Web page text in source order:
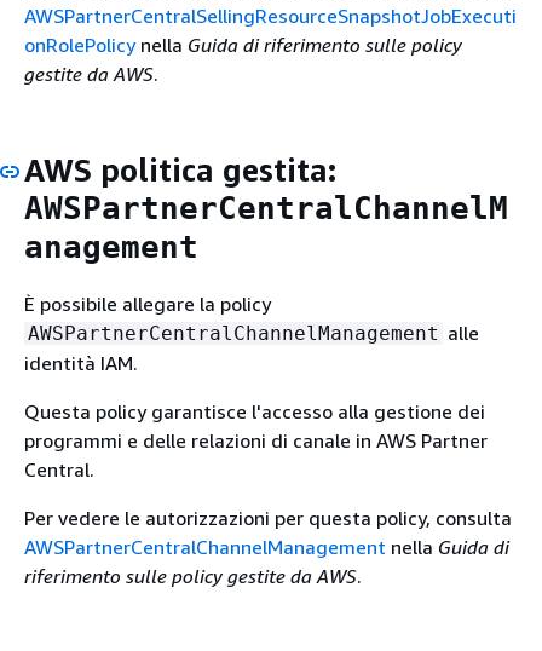
AWSPartnerCentralSellingResourceSnapshotJobExecuti
onRolePolicynella Guida di riferimento sulle policy
gestite da AWS.
AWS politica gestita:
AWSPartnerCentralChannelM
anagement
È possibile allegare la policy
AWSPartnerCentralChannelManagement alle
identità IAM.
Questa policy garantisce l'accesso alla gestione dei
programmi e delle relazioni di canale in AWS Partner
Central.
Per vedere le autorizzazioni per questa policy, consulta
AWSPartnerCentralChannelManagement nella Guida di
riferimento sulle policy gestite da AWS.